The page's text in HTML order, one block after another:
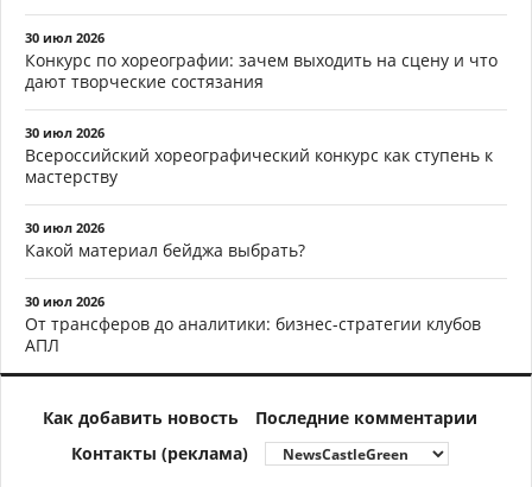
30 июл 2026
Конкурс по хореографии: зачем выходить на сцену и что
дают творческие состязания
30 июл 2026
Всероссийский хореографический конкурс как ступень к
мастерству
30 июл 2026
Какой материал бейджа выбрать?
30 июл 2026
От трансферов до аналитики: бизнес-стратегии клубов
АПЛ
Как добавить новость
Последние комментарии
Контакты (реклама)